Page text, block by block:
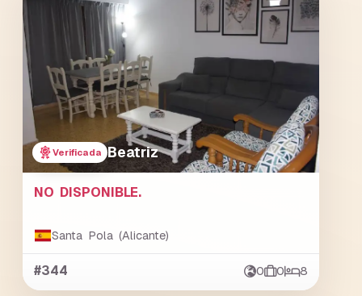
Verificada Beatriz
NO DISPONIBLE.
Santa Pola (Alicante)
#344 0 0 8